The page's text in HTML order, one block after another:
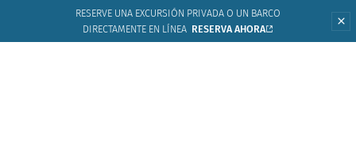
RESERVE UNA EXCURSIÓN PRIVADA O UN BARCO
DIRECTAMENTE EN LÍNEA RESERVA AHORA